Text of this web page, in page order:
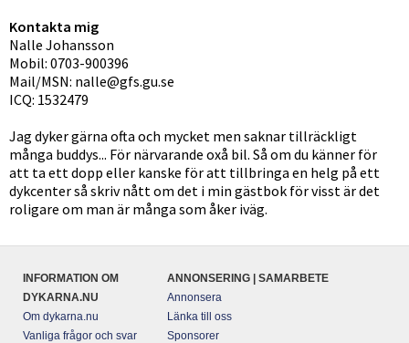
Kontakta mig
Nalle Johansson
Mobil: 0703-900396
Mail/MSN: nalle@gfs.gu.se
ICQ: 1532479
Jag dyker gärna ofta och mycket men saknar tillräckligt
många buddys... För närvarande oxå bil. Så om du känner för
att ta ett dopp eller kanske för att tillbringa en helg på ett
dykcenter så skriv nått om det i min gästbok för visst är det
roligare om man är många som åker iväg.
INFORMATION OM
DYKARNA.NU
Om dykarna.nu
Vanliga frågor och svar
ANNONSERING | SAMARBETE
Annonsera
Länka till oss
Sponsorer